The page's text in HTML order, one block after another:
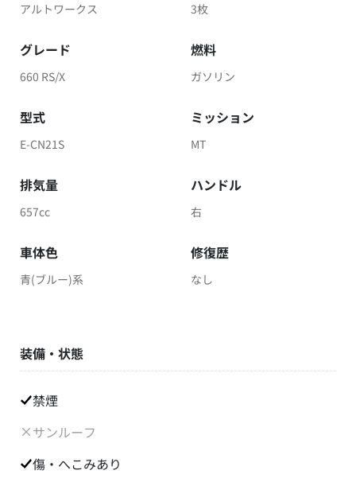
アルトワークス 3枚
グレード
660 RS/X
燃料
ガソリン
型式
E-CN21S
ミッション
MT
排気量
657cc
ハンドル
右
車体色
青(ブルー)系
修復歴
なし
装備・状態
禁煙
サンルーフ
傷・へこみあり